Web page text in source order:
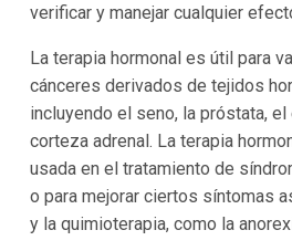
verificar y manejar cualquier
La terapia hormonal es útil para
cánceres derivados de tejidos
incluyendo el seno, la próstata,
corteza adrenal. La terapia
usada en el tratamiento de
o para mejorar ciertos síntomas
y la quimioterapia, como la